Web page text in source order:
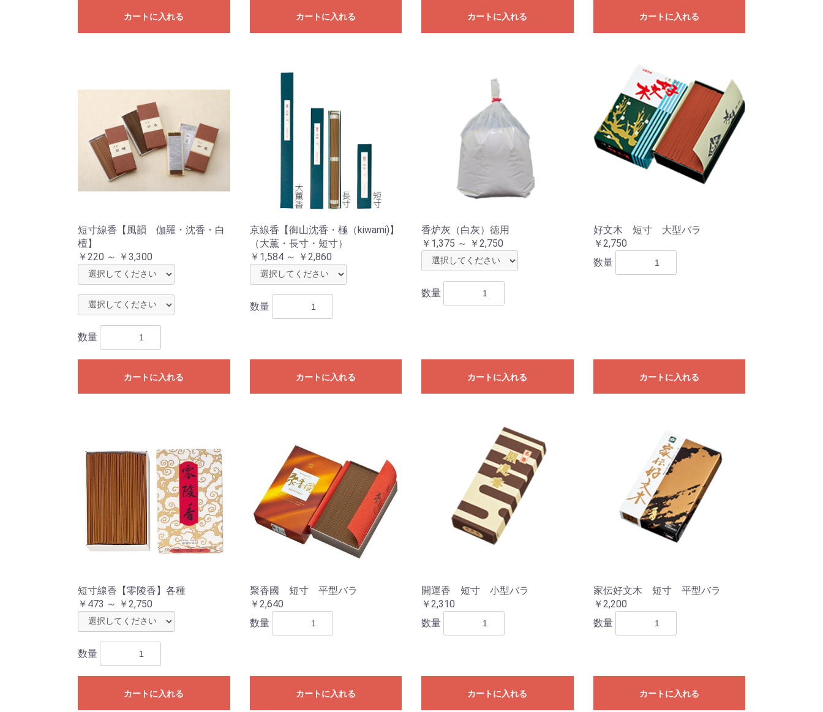
カートに入れる カートに入れる カートに入れる カートに入れる
短寸線香【風韻 伽羅・沈香・白
檀】
￥220 ～ ￥3,300
数量
カートに入れる
京線香【御山沈香・極（kiwami)】
（大薫・長寸・短寸）
￥1,584 ～ ￥2,860
数量
カートに入れる
香炉灰（白灰）徳用
￥1,375 ～ ￥2,750
数量
カートに入れる
好文木 短寸 大型バラ
￥2,750
数量
カートに入れる
短寸線香【零陵香】各種
￥473 ～ ￥2,750
数量
カートに入れる
聚香國 短寸 平型バラ
￥2,640
数量
カートに入れる
開運香 短寸 小型バラ
￥2,310
数量
カートに入れる
家伝好文木 短寸 平型バラ
￥2,200
数量
カートに入れる